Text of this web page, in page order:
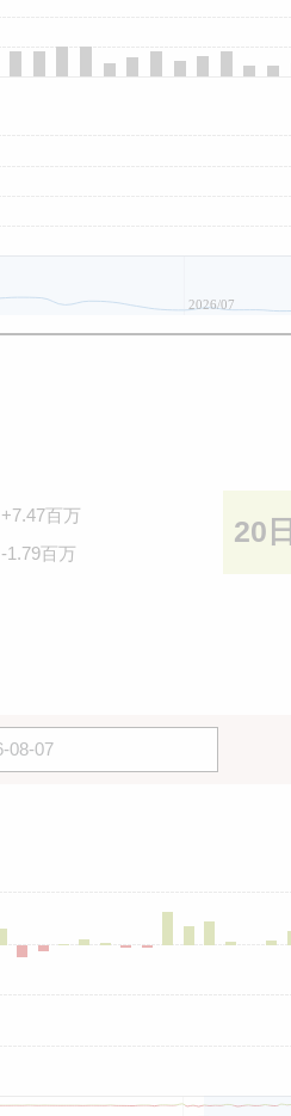
2026/07
+7.47百万
-1.79百万
20日